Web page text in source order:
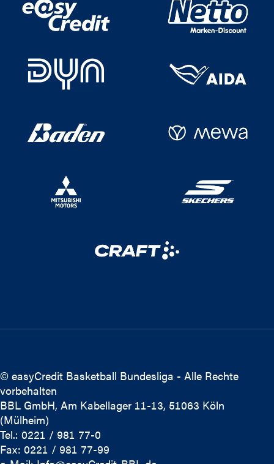
© easyCredit Basketball Bundesliga - Alle Rechte
vorbehalten
BBL GmbH, Am Kabellager 11-13, 51063 Köln
(Mülheim)
Tel.: 0221 / 981 77-0
Fax: 0221 / 981 77-99